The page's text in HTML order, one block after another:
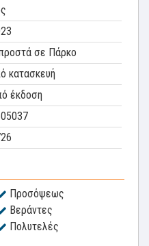
σε Πάρκο
κατασκευή
έκδοση
Προσόψεως
Βεράντες
Πολυτελές